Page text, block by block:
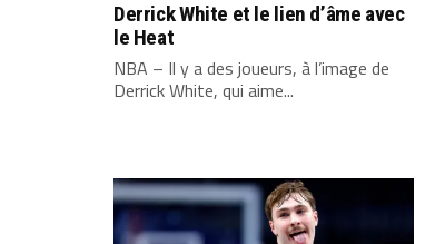
Derrick White et le lien d’âme avec
le Heat
NBA – Il y a des joueurs, à l’image de
Derrick White, qui aime...